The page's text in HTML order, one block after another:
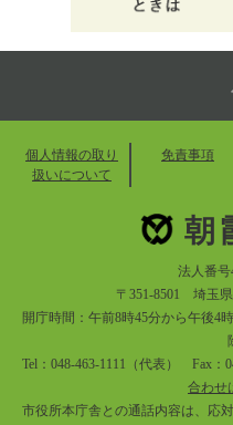
個人情報の取り
扱いについて
免責事項
朝
法人番号
〒351-8501 埼玉
開庁時間：午前8時45分から午後4
Tel：048-463-1111（代表） Fax：
合わせ
市役所本庁舎との通話内容は、応